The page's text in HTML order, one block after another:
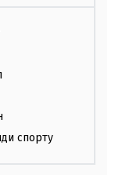
спорту